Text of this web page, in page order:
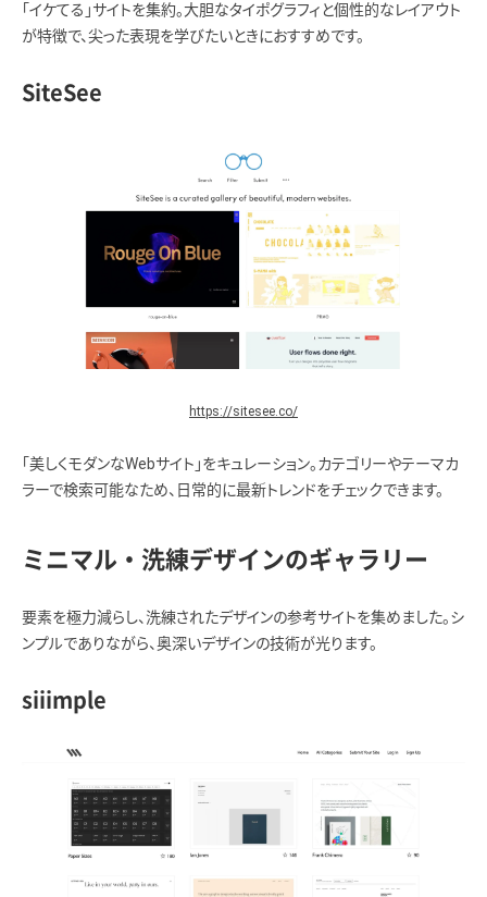
「イケてる」サイトを集約。大胆なタイポグラフィと個性的なレイアウト
が特徴で、尖った表現を学びたいときにおすすめです。
SiteSee
https://sitesee.co/
「美しくモダンなWebサイト」をキュレーション。カテゴリーやテーマカ
ラーで検索可能なため、日常的に最新トレンドをチェックできます。
ミニマル・洗練デザインのギャラリー
要素を極力減らし、洗練されたデザインの参考サイトを集めました。シ
ンプルでありながら、奥深いデザインの技術が光ります。
siiimple